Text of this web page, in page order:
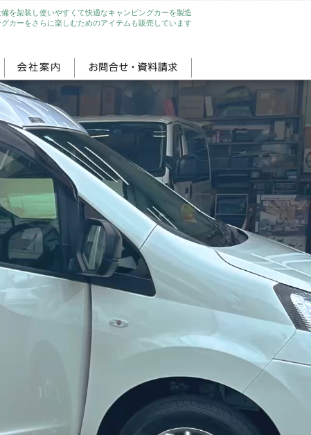
を架装し使いやすくて快適なキャンピングカーを製造
カーをさらに楽しむためのアイテムも販売しています